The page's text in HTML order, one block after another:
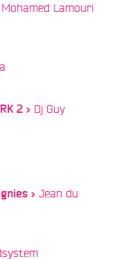
Mohamed Lamouri
2 > Dj Guy
> Jean du